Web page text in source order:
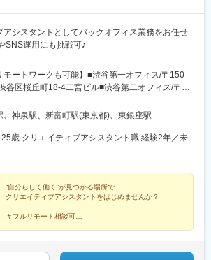
アシスタントとしてバックオフィス業務をお任せ
SNS運用にも挑戦可♪
モートワークも可能】■渋谷第一オフィス/〒150-
谷区桜丘町18-4二宮ビル■渋谷第二オフィス/〒
都渋谷区宇田川町3-7ヒューリック渋谷公園通り
ス／〒104-0045・東京都中央区築地2-11-10
勤務」を選べます。■その他勤務地・都内23区、
葉のプロジェクト先【面接会場】オンライン
、神泉駅、新富町駅(東京都)、東銀座駅
歳 クリエイティブアシスタント職 経験2年／未
“自分らしく働く”が見つかる場所で
クリエイティブアシスタントをはじめませんか？
＃フルリモート相談可